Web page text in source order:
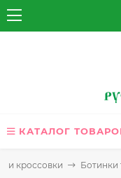
КАТАЛОГ
и кроссовки Ботинки